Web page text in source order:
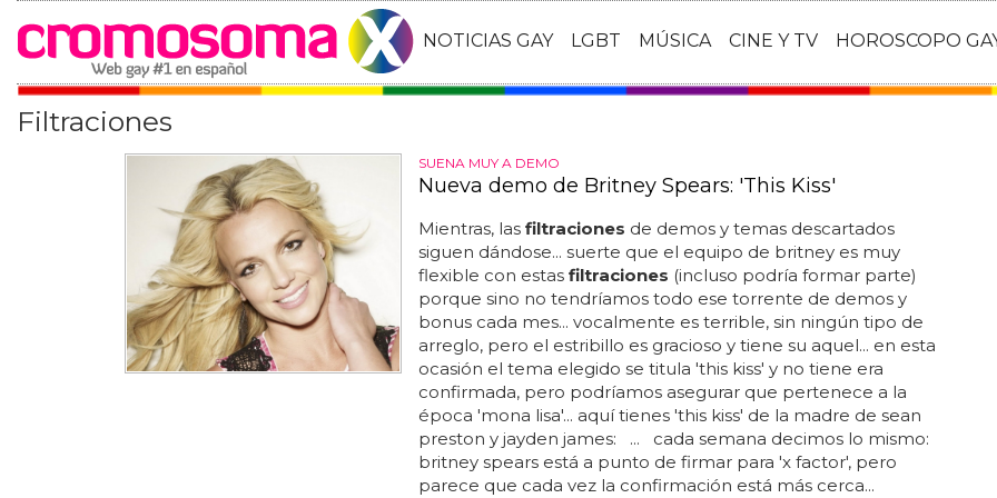
NOTICIAS GAY LGBT MÚSICA CINE Y TV HOROSCOPO
Filtraciones
SUENA MUY A DEMO
Nueva demo de Britney Spears: 'This Kiss'
Mientras, las filtraciones de demos y temas descartados
siguen dándose... suerte que el equipo de britney es muy
flexible con estas filtraciones (incluso podría formar parte)
porque sino no tendríamos todo ese torrente de demos y
bonus cada mes... vocalmente es terrible, sin ningún tipo de
arreglo, pero el estribillo es gracioso y tiene su aquel... en esta
ocasión el tema elegido se titula 'this kiss' y no tiene era
confirmada, pero podríamos asegurar que pertenece a la
época 'mona lisa'... aquí tienes 'this kiss' de la madre de sean
preston y jayden james: ... cada semana decimos lo mismo:
britney spears está a punto de firmar para 'x factor', pero
parece que cada vez la confirmación está más cerca...